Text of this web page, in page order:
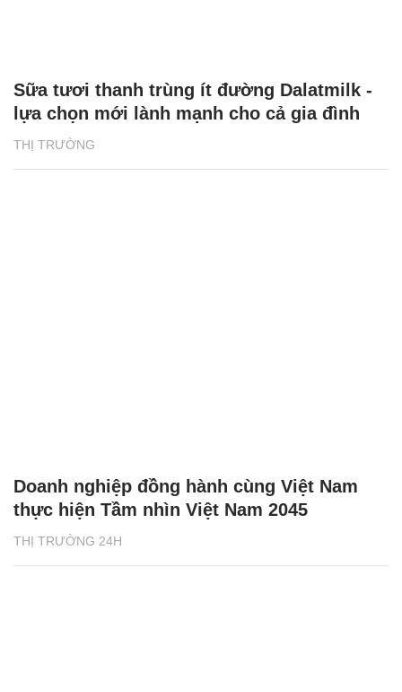
THỊ TRƯỜNG
Sữa tươi thanh trùng ít đường Dalatmilk -
lựa chọn mới lành mạnh cho cả gia đình
THỊ TRƯỜNG 24H
Doanh nghiệp đồng hành cùng Việt Nam
thực hiện Tầm nhìn Việt Nam 2045